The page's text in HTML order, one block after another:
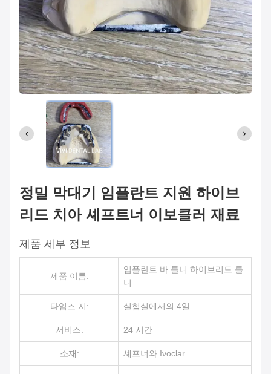
정밀 막대기 임플란트 지원 하이브
리드 치아 셰프트너 이보클러 재료
제품 세부 정보
제품 이름:
임플란트 바 틀니 하이브리드 틀
니
타임즈 지: 실험실에서의 4일
서비스: 24 시간
소재: 셰프너와 Ivoclar